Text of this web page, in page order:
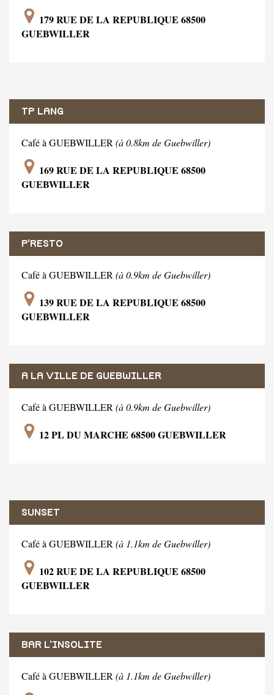
179 RUE DE LA REPUBLIQUE 68500
GUEBWILLER
TP LANG
Café à GUEBWILLER (à 0.8km de Guebwiller)
169 RUE DE LA REPUBLIQUE 68500
GUEBWILLER
P'RESTO
Café à GUEBWILLER (à 0.9km de Guebwiller)
139 RUE DE LA REPUBLIQUE 68500
GUEBWILLER
A LA VILLE DE GUEBWILLER
Café à GUEBWILLER (à 0.9km de Guebwiller)
12 PL DU MARCHE 68500 GUEBWILLER
SUNSET
Café à GUEBWILLER (à 1.1km de Guebwiller)
102 RUE DE LA REPUBLIQUE 68500
GUEBWILLER
BAR L'INSOLITE
Café à GUEBWILLER (à 1.1km de Guebwiller)